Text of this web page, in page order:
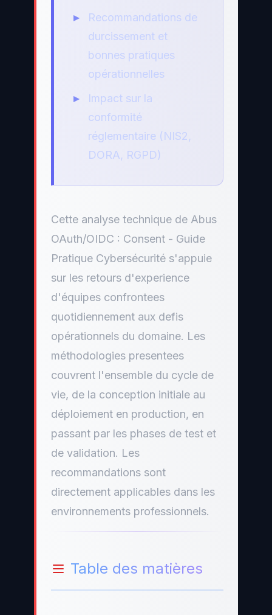
Recommandations de
durcissement et
bonnes pratiques
opérationnelles
Impact sur la
conformité
réglementaire (NIS2,
DORA, RGPD)
Cette analyse technique de Abus
OAuth/OIDC : Consent - Guide
Pratique Cybersécurité s'appuie
sur les retours d'experience
d'équipes confrontees
quotidiennement aux defis
opérationnels du domaine. Les
méthodologies presentees
couvrent l'ensemble du cycle de
vie, de la conception initiale au
déploiement en production, en
passant par les phases de test et
de validation. Les
recommandations sont
directement applicables dans les
environnements professionnels.
Table des matières